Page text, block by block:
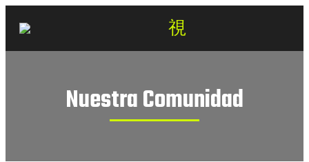
Nuestra Comunidad